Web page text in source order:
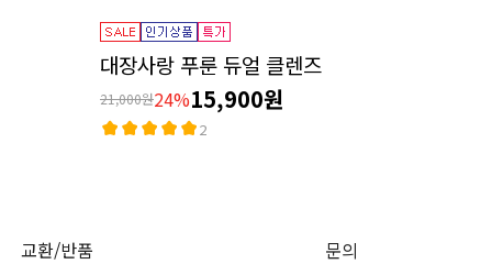
대장사랑 푸룬 듀얼 클렌즈
21,000원24%15,900원
2
교환/반품 문의